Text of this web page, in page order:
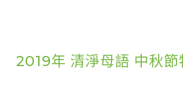
2019年 清淨母語 中秋節